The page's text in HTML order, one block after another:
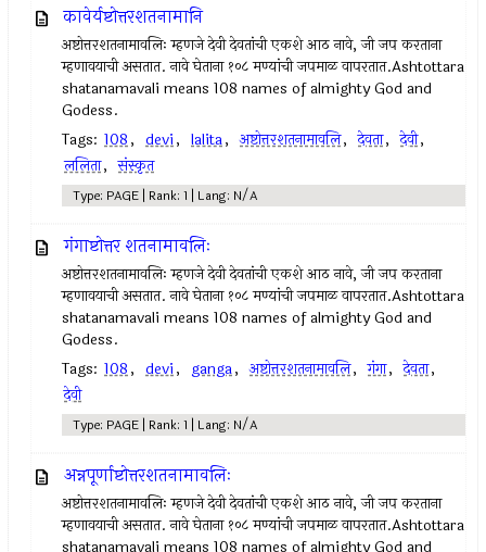
कावेर्यष्टोत्तरशतनामानि
अष्टोत्तरशतनामावलिः म्हणजे देवी देवतांची एकशे आठ नावे, जी जप करताना
म्हणावयाची असतात. नावे घेताना १०८ मण्यांची जपमाळ वापरतात.Ashtottara
shatanamavali means 108 names of almighty God and
Godess.
Tags: 108, devi, lalita, अष्टोत्तरशतनामावलि, देवता, देवी,
ललिता, संस्कृत
Type: PAGE | Rank: 1 | Lang: N/A
गंगाष्टोत्तर शतनामावलिः
अष्टोत्तरशतनामावलिः म्हणजे देवी देवतांची एकशे आठ नावे, जी जप करताना
म्हणावयाची असतात. नावे घेताना १०८ मण्यांची जपमाळ वापरतात.Ashtottara
shatanamavali means 108 names of almighty God and
Godess.
Tags: 108, devi, ganga, अष्टोत्तरशतनामावलि, गंगा, देवता,
देवी
Type: PAGE | Rank: 1 | Lang: N/A
अन्नपूर्णाष्टोत्तरशतनामावलिः
अष्टोत्तरशतनामावलिः म्हणजे देवी देवतांची एकशे आठ नावे, जी जप करताना
म्हणावयाची असतात. नावे घेताना १०८ मण्यांची जपमाळ वापरतात.Ashtottara
shatanamavali means 108 names of almighty God and